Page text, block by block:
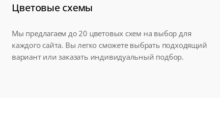
Цветовые схемы
Мы предлагаем до 20 цветовых схем на выбор для
каждого сайта. Вы легко сможете выбрать подходящий
вариант или заказать индивидуальный подбор.